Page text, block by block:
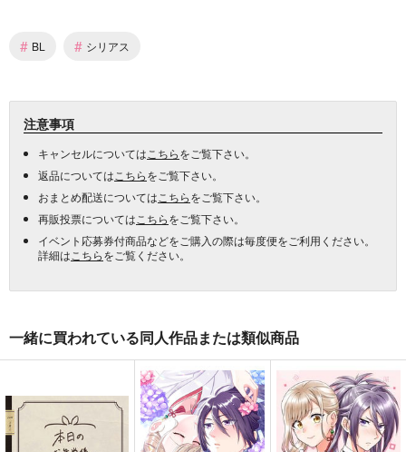
# BL # シリアス
注意事項
キャンセルについては こちらをご覧下さい。
返品については こちらをご覧下さい。
おまとめ配送については こちらをご覧下さい。
再販投票については こちらをご覧下さい。
イベント応募券付商品などをご購入の際は毎度便をご利用ください。
詳細は こちらをご覧ください。
一緒に買われている同人作品または類似商品